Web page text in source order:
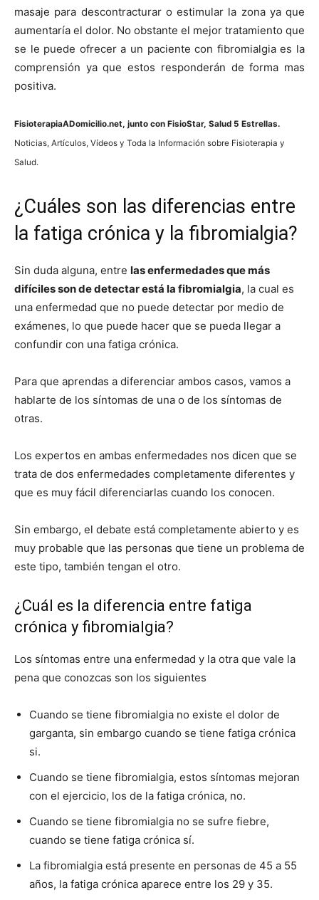
masaje para descontracturar o estimular la zona ya que
aumentarí­a el dolor. No obstante el mejor tratamiento que
se le puede ofrecer a un paciente con fibromialgia es la
comprensión ya que estos responderán de forma mas
positiva.
FisioterapiaADomicilio.net, junto con FisioStar, Salud 5 Estrellas.
Noticias, Artí­culos, Ví­deos y Toda la Información sobre Fisioterapia y
Salud.
¿Cuáles son las diferencias entre
la fatiga crónica y la fibromialgia?
Sin duda alguna, entre las enfermedades que más
difíciles son de detectar está la fibromialgia, la cual es
una enfermedad que no puede detectar por medio de
exámenes, lo que puede hacer que se pueda llegar a
confundir con una fatiga crónica.
Para que aprendas a diferenciar ambos casos, vamos a
hablarte de los síntomas de una o de los síntomas de
otras.
Los expertos en ambas enfermedades nos dicen que se
trata de dos enfermedades completamente diferentes y
que es muy fácil diferenciarlas cuando los conocen.
Sin embargo, el debate está completamente abierto y es
muy probable que las personas que tiene un problema de
este tipo, también tengan el otro.
¿Cuál es la diferencia entre fatiga
crónica y fibromialgia?
Los síntomas entre una enfermedad y la otra que vale la
pena que conozcas son los siguientes
Cuando se tiene fibromialgia no existe el dolor de
garganta, sin embargo cuando se tiene fatiga crónica
si.
Cuando se tiene fibromialgia, estos síntomas mejoran
con el ejercicio, los de la fatiga crónica, no.
Cuando se tiene fibromialgia no se sufre fiebre,
cuando se tiene fatiga crónica sí.
La fibromialgia está presente en personas de 45 a 55
años, la fatiga crónica aparece entre los 29 y 35.